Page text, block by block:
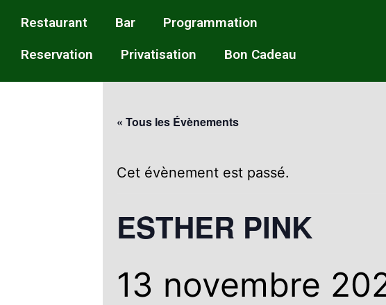
Restaurant Bar
Programmation
Reservation
Privatisation Bon Cadeau
« Tous les Évènements
Cet évènement est passé.
ESTHER PINK
13 novembre